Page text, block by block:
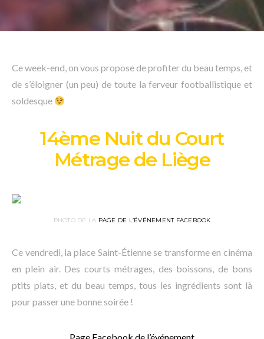
Ce week-end, on vous propose de profiter du beau temps, et
de s’éloigner (un peu) de toute la ferveur footballistique et
soldesque
14ème Nuit du Court
Métrage de Liège
PHOTO DE LA PAGE DE L’ÉVÉNEMENT FACEBOOK
Ce vendredi, la place Saint-Étienne se transforme en cinéma
en plein air. Des courts métrages, des boissons, de bons
ptits plats, et du beau temps, tous les ingrédients sont là
pour passer une bonne soirée !